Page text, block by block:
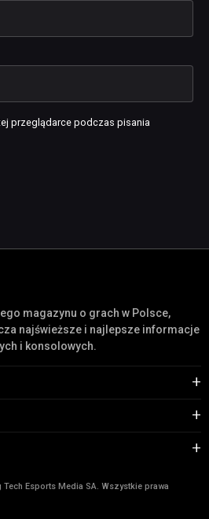
przeglądarce podczas pisania
magazynu o grach w Polsce,
najświeższe i najlepsze informacje
i konsolowych.
Esports Media SA. Wszystkie prawa